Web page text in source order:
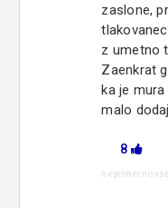
zaslone,
z umetno
Zaenkrat
ka je
malo
8
neprimerno